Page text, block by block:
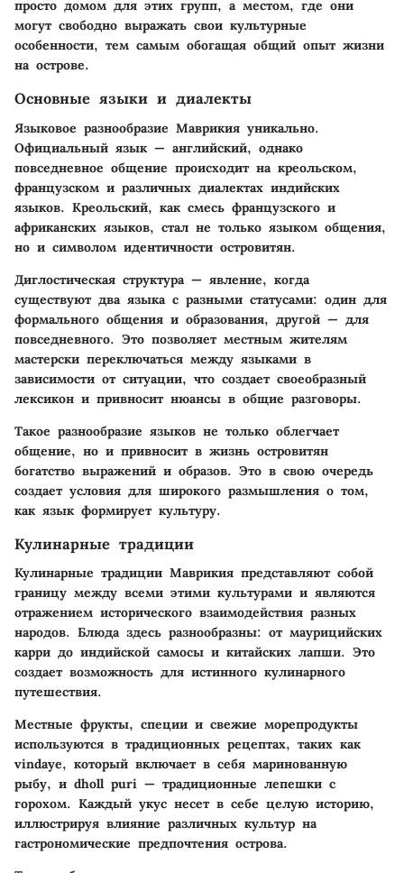
просто домом для этих групп, а местом, где они
могут свободно выражать свои культурные
особенности, тем самым обогащая общий опыт жизни
на острове.
Основные языки и диалекты
Языковое разнообразие Маврикия уникально.
Официальный язык — английский, однако
повседневное общение происходит на креольском,
французском и различных диалектах индийских
языков. Креольский, как смесь французского и
африканских языков, стал не только языком общения,
но и символом идентичности островитян.
Диглостическая структура — явление, когда
существуют два языка с разными статусами: один для
формального общения и образования, другой — для
повседневного. Это позволяет местным жителям
мастерски переключаться между языками в
зависимости от ситуации, что создает своеобразный
лексикон и привносит нюансы в общие разговоры.
Такое разнообразие языков не только облегчает
общение, но и привносит в жизнь островитян
богатство выражений и образов. Это в свою очередь
создает условия для широкого размышления о том,
как язык формирует культуру.
Кулинарные традиции
Кулинарные традиции Маврикия представляют собой
границу между всеми этими культурами и являются
отражением исторического взаимодействия разных
народов. Блюда здесь разнообразны: от маурицийских
карри до индийской самосы и китайских лапши. Это
создает возможность для истинного кулинарного
путешествия.
Местные фрукты, специи и свежие морепродукты
используются в традиционных рецептах, таких как
vindaye, который включает в себя маринованную
рыбу, и dholl puri — традиционные лепешки с
горохом. Каждый укус несет в себе целую историю,
иллюстрируя влияние различных культур на
гастрономические предпочтения острова.